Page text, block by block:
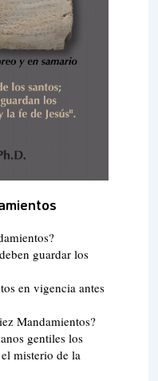
guardar los
en vigencia antes
Mandamientos?
gentiles los
misterio de la